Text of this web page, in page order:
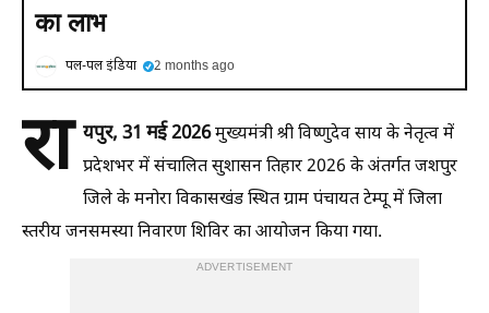
का लाभ
पल-पल इंडिया 2 months ago
रा यपुर, 31 मई 2026मुख्यमंत्री श्री विष्णुदेव साय के नेतृत्व में
प्रदेशभर में संचालित सुशासन तिहार 2026 के अंतर्गत जशपुर
जिले के मनोरा विकासखंड स्थित ग्राम पंचायत टेम्पू में जिला
स्तरीय जनसमस्या निवारण शिविर का आयोजन किया गया.
ADVERTISEMENT